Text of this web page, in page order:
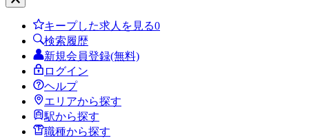
キープした求人を見る0
検索履歴
新規会員登録(無料)
ログイン
ヘルプ
エリアから探す
駅から探す
職種から探す